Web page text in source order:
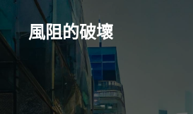
Skip
content風阻的破壞